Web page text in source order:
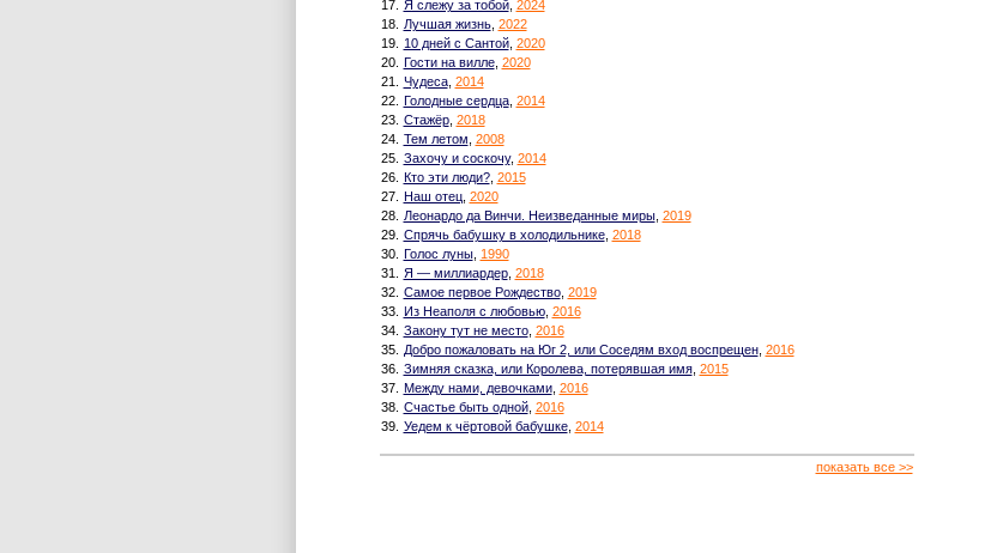
17. Я слежу за тобой, 2024
18.
Лучшая жизнь, 2022
19.
10 дней с Сантой, 2020
20. Гости на вилле, 2020
21.
Чудеса, 2014
22. Голодные сердца, 2014
23. Стажёр, 2018
24. Тем летом 2008
25. Захочу и соскочу, 2014
26. Кто эти люди?, 2015
27. Наш отец, 2020
28.
Леонардо да Винчи. Неизведанные миры, 2019
29. Спрячь бабушку в холодильнике, 2018
30. Голос луны, 1990
31.
Я — миллиардер, 2018
32. Самое первое Рождество, 2019
33. Из Неаполя с любовью, 2016
34. Закону тут не место, 2016
35.
Добро пожаловать на Юг 2, или Соседям вход воспрещен, 2016
36. Зимняя сказка, или Королева, потерявшая имя, 2015
37. Между нами, девочками, 2016
38. Счастье быть одной, 2016
39. Уедем к чёртовой бабушке, 2014
показать все >>